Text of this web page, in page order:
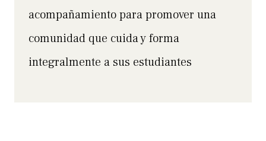
acompañamiento para promover una
comunidad que cuida y forma
integralmente a sus estudiantes